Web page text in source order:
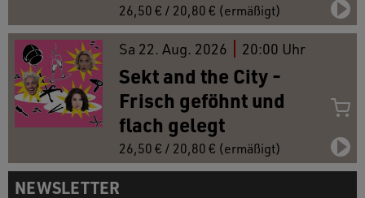
26,50 € / 20,80 € (ermäßigt)
Sa 22. Aug. 2026 20:00 Uhr
Sekt and the City -
Frisch geföhnt und
flach gelegt
26,50 € / 20,80 € (ermäßigt)
NEWSLETTER